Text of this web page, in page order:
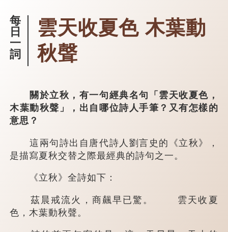
每
日
一
詞
雲天收夏色 木葉動
秋聲
關於立秋，有一句經典名句「雲天收夏色，
木葉動秋聲」，出自哪位詩人手筆？又有怎樣的
意思？
這兩句詩出自唐代詩人劉言史的《立秋》，
是描寫夏秋交替之際最經典的詩句之一。
《立秋》全詩如下：
茲晨戒流火，商飆早已驚。 雲天收夏
色，木葉動秋聲。